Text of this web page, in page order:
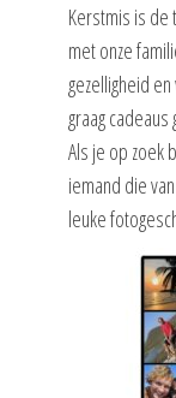
Kerstmis is de
met onze
gezelligheid
graag
Als je op zoek
iemand die
leuke